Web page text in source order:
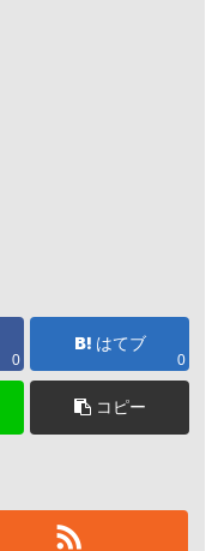
0
はてブ
0
コピー